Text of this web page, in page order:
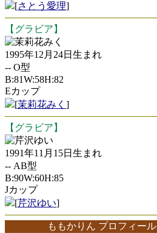
[さとう愛理]
【グラビア】
茉莉花みく
1995年12月24日生まれ
-- O型
B:81W:58H:82
Eカップ
[茉莉花みく ]
【グラビア】
芹沢ゆい
1991年11月15日生まれ
-- AB型
B:90W:60H:85
Jカップ
[芹沢ゆい]
ももかりん プロフィール